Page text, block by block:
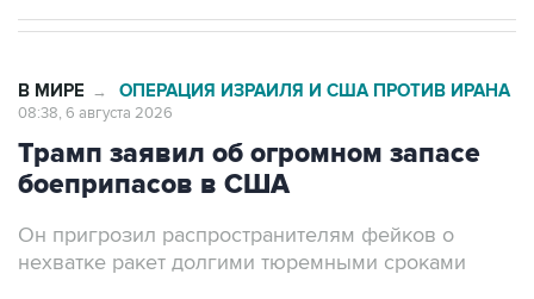
В МИРЕ → ОПЕРАЦИЯ ИЗРАИЛЯ И США ПРОТИВ ИРАНА
08:38, 6 августа 2026
Трамп заявил об огромном запасе
боеприпасов в США
Он пригрозил распространителям фейков о
нехватке ракет долгими тюремными сроками